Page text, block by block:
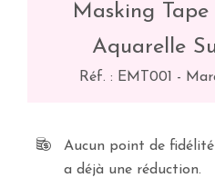
Masking
Aquarelle
Réf. : EMT001 -
Aucun point de
a déjà une réduction.